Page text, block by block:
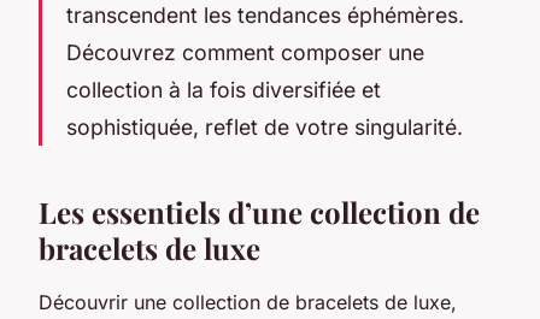
transcendent les tendances éphémères.
Découvrez comment composer une
collection à la fois diversifiée et
sophistiquée, reflet de votre singularité.
Les essentiels d’une collection de
bracelets de luxe
Découvrir une collection de bracelets de luxe,